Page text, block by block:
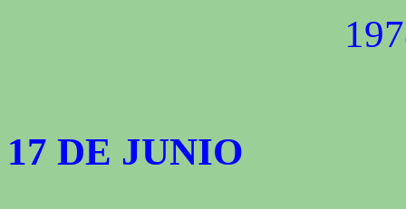
17 DE JUNIO